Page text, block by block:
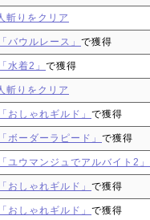
斬りをクリア
バウルレース」 で獲得
水着2」 で獲得
斬りをクリア
おしゃれギルド」 で獲得
ボーダーラピード」 で獲得
ユウマンジュでアルバイト2」
おしゃれギルド」 で獲得
おしゃれギルド」 で獲得